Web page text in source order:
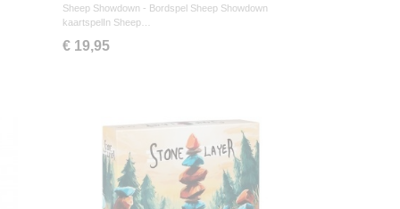
Sheep Showdown - Bordspel Sheep Showdown
kaartspelIn Sheep…
€ 19,95